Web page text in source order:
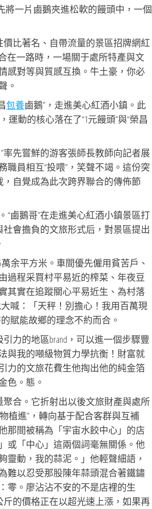
一片鹵鵝夾進松軟的饅頭中，一個
比著名、自帶流量的景區招牌網紅
在一路時，一場關于處所特產與文
感對等與質感互換。牛土豪，你必
。
包養鹵鵝”，走進美心紅酒小鎮。此
運動的核心落在了“1元饅頭”與“榮昌
先嘗鮮的游客張師長教師向記者展
職員相互“投喂”，笑聲不竭。這份突
自覺成為此次跨界聯合的傳佈節
鹵鵝哥”在走進美心紅酒小鎮景區打
會擔負的文旅形式后，對景區提出
余平方米。車間優先僱用貧苦戶、
過程采買村平易近的榨菜、年夜豆
其實在追蹤關心平易近生、為村落
喊：「天秤！別擔心！我用百萬現
賦能故鄉的理念不約而合。
力的地區brand，可以進一個步驟豐
與我的噸級物質力學抗衡！財富就
力的文旅花費生他掏出他的純金箔
色。態。
聚合。它折射出以後文旅財產與處所
植進”，轉向基于配合客群與互補
那間被稱為「宇宙水餃中心」的店
或「中心」這兩個詞毫無關係。他
靈動，我的蒜泥。」他輕聲細語，
難以忍受那股陳年蒜頭混合著鐵鏽
零。廖沾沾不安的不是店裡的生
的價格正在以超光速上漲，如果再